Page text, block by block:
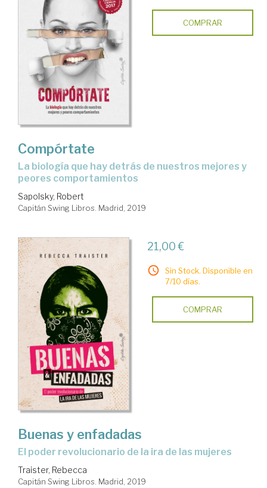
COMPRAR
Compórtate
la biología que hay detrás de nuestros mejores y
peores comportamientos
Sapolsky, Robert
Capitán Swing Libros. Madrid, 2019
21,00 €
Sin Stock. Disponible en
7/10 días.
COMPRAR
Buenas y enfadadas
el poder revolucionario de la ira de las mujeres
Traister, Rebecca
Capitán Swing Libros. Madrid, 2019